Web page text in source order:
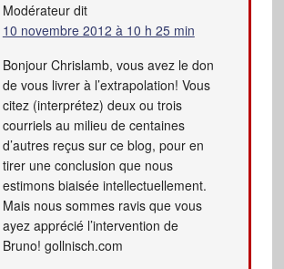
Modérateur dit
10 novembre 2012 à 10 h 25 min
Bonjour Chrislamb, vous avez le don
de vous livrer à l’extrapolation! Vous
citez (interprétez) deux ou trois
courriels au milieu de centaines
d’autres reçus sur ce blog, pour en
tirer une conclusion que nous
estimons biaisée intellectuellement.
Mais nous sommes ravis que vous
ayez apprécié l’intervention de
Bruno! gollnisch.com